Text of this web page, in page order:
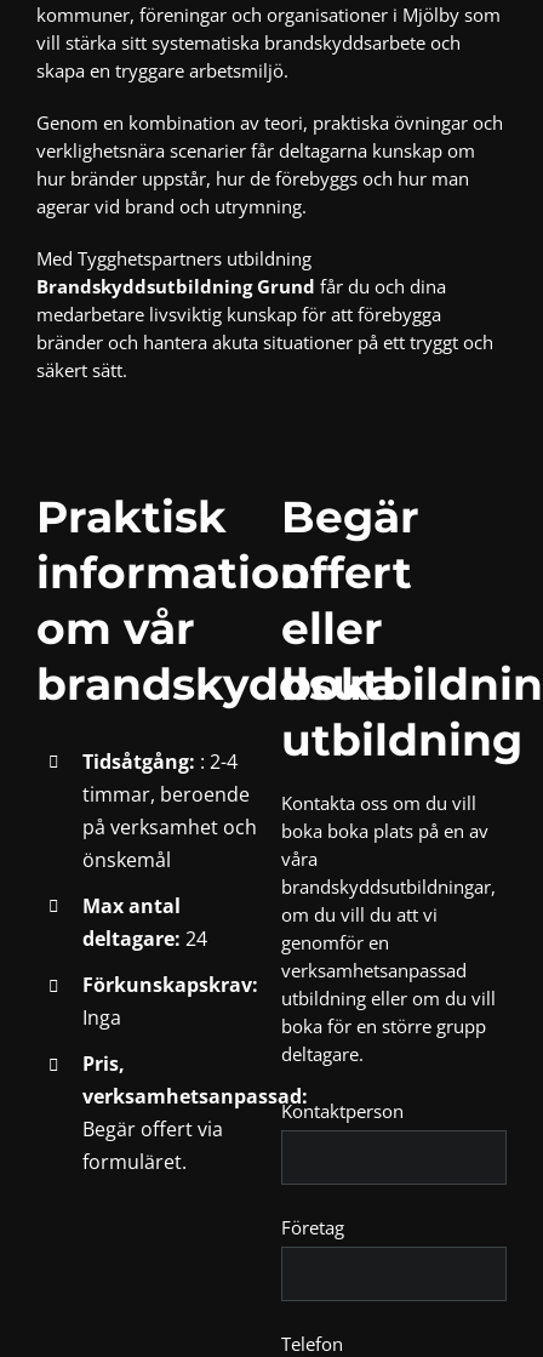
kommuner, föreningar och organisationer i Mjölby som
vill stärka sitt systematiska brandskyddsarbete och
skapa en tryggare arbetsmiljö.
Genom en kombination av teori, praktiska övningar och
verklighetsnära scenarier får deltagarna kunskap om
hur bränder uppstår, hur de förebyggs och hur man
agerar vid brand och utrymning.
Med Tygghetspartners utbildning
Brandskyddsutbildning Grund får du och dina
medarbetare livsviktig kunskap för att förebygga
bränder och hantera akuta situationer på ett tryggt och
säkert sätt.
Praktisk
information
om vår
Tidsåtgång: : 2-4
timmar, beroende
på verksamhet och
önskemål
Max antal
deltagare: 24
Förkunskapskrav:
Inga
Pris,
verksamhetsanpassad:
Begär offert via
formuläret.
Begär
offert
eller
boka
utbildning
Kontakta oss om du vill
boka boka plats på en av
våra
brandskyddsutbildningar,
om du vill du att vi
genomför en
verksamhetsanpassad
utbildning eller om du vill
boka för en större grupp
deltagare.
Kontaktperson
Företag
Telefon